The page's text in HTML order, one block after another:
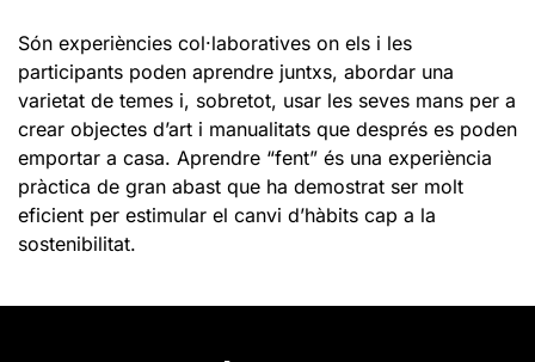
Són experiències col·laboratives on els i les
participants poden aprendre juntxs, abordar una
varietat de temes i, sobretot, usar les seves mans per a
crear objectes d’art i manualitats que després es poden
emportar a casa. Aprendre “fent” és una experiència
pràctica de gran abast que ha demostrat ser molt
eficient per estimular el canvi d’hàbits cap a la
sostenibilitat.